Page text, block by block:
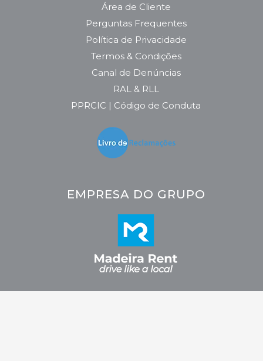
Área de Cliente
Perguntas Frequentes
Política de Privacidade
Termos & Condições
Canal de Denúncias
RAL & RLL
PPRCIC | Código de Conduta
EMPRESA DO GRUPO